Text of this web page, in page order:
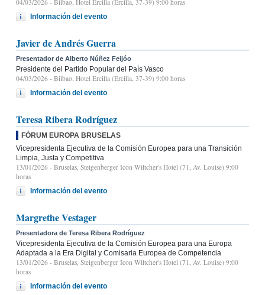
04/03/2026 - Bilbao, Hotel Ercilla (Ercilla, 37-39) 9:00 horas
Información del evento
Javier de Andrés Guerra
Presentador de Alberto Núñez Feijóo
Presidente del Partido Popular del País Vasco
04/03/2026 - Bilbao, Hotel Ercilla (Ercilla, 37-39) 9:00 horas
Información del evento
Teresa Ribera Rodríguez
FÓRUM EUROPA BRUSELAS
Vicepresidenta Ejecutiva de la Comisión Europea para una Transición
Limpia, Justa y Competitiva
13/01/2026 - Bruselas, Steigenberger Icon Wiltcher's Hotel (71, Av. Louise) 9:00
horas
Información del evento
Margrethe Vestager
Presentadora de Teresa Ribera Rodríguez
Vicepresidenta Ejecutiva de la Comisión Europea para una Europa
Adaptada a la Era Digital y Comisaria Europea de Competencia
13/01/2026 - Bruselas, Steigenberger Icon Wiltcher's Hotel (71, Av. Louise) 9:00
horas
Información del evento